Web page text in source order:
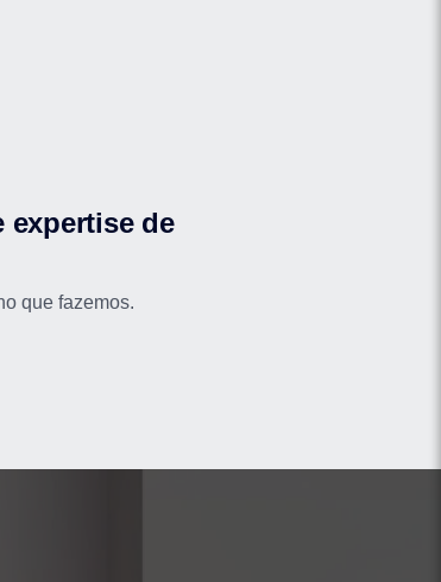
expertise de
que fazemos.